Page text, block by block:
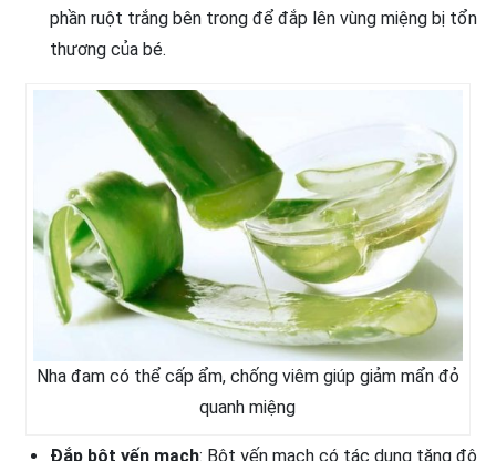
phần ruột trắng bên trong để đắp lên vùng miệng bị tổn
thương của bé.
Nha đam có thể cấp ẩm, chống viêm giúp giảm mẩn đỏ
quanh miệng
Đắp bột yến mạch: Bột yến mạch có tác dụng tăng độ